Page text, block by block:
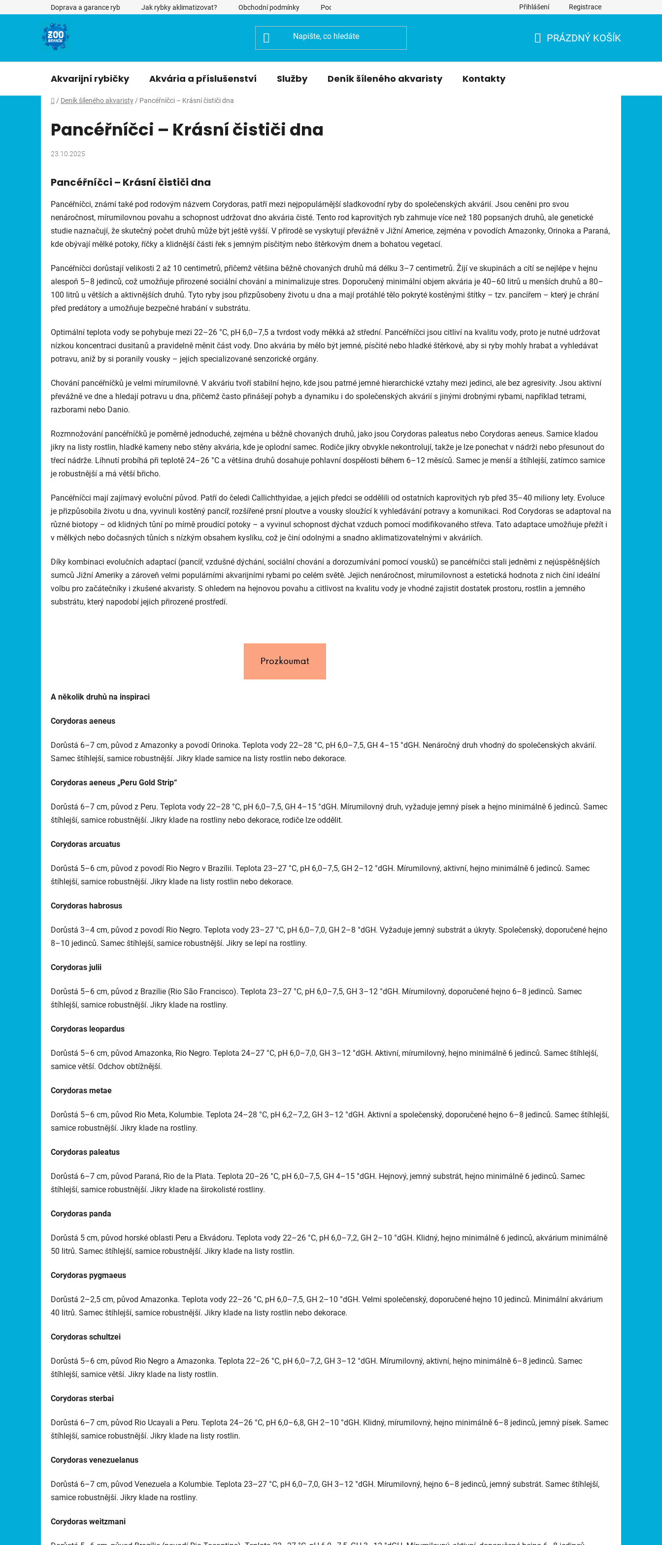
na
Doprava a garance ryb Jak rybky aklimatizovat? Obchodní podmínky Podmínky ochrany osobních údajů Přihlášení Registrace
PRÁZDNÝ KOŠÍK
Akvarijní rybičky Akvária a příslušenství Služby Deník šíleného akvaristy Kontakty
Domů
/ Deník šíleného akvaristy / Pancéřníčci – Krásní čističi dna
Pancéřníčci – Krásní čističi dna
23.10.2025
Pancéřníčci – Krásní čističi dna
Pancéřníčci, známí také pod rodovým názvem Corydoras, patří mezi nejpopulárnější sladkovodní ryby do společenských akvárií. Jsou ceněni pro svou
nenáročnost, mírumilovnou povahu a schopnost udržovat dno akvária čisté. Tento rod kaprovitých ryb zahrnuje více než 180 popsaných druhů, ale genetické
studie naznačují, že skutečný počet druhů může být ještě vyšší. V přírodě se vyskytují převážně v Jižní Americe, zejména v povodích Amazonky, Orinoka a Paraná,
kde obývají mělké potoky, říčky a klidnější části řek s jemným písčitým nebo štěrkovým dnem a bohatou vegetací.
Pancéřníčci dorůstají velikosti 2 až 10 centimetrů, přičemž většina běžně chovaných druhů má délku 3–7 centimetrů. Žijí ve skupinách a cítí se nejlépe v hejnu
alespoň 5–8 jedinců, což umožňuje přirozené sociální chování a minimalizuje stres. Doporučený minimální objem akvária je 40–60 litrů u menších druhů a 80–
100 litrů u větších a aktivnějších druhů. Tyto ryby jsou přizpůsobeny životu u dna a mají protáhlé tělo pokryté kostěnými štítky – tzv. pancířem – který je chrání
před predátory a umožňuje bezpečné hrabání v substrátu.
Optimální teplota vody se pohybuje mezi 22–26 °C, pH 6,0–7,5 a tvrdost vody měkká až střední. Pancéřníčci jsou citliví na kvalitu vody, proto je nutné udržovat
nízkou koncentraci dusitanů a pravidelně měnit část vody. Dno akvária by mělo být jemné, písčité nebo hladké štěrkové, aby si ryby mohly hrabat a vyhledávat
potravu, aniž by si poranily vousky – jejich specializované senzorické orgány.
Chování pancéřníčků je velmi mírumilovné. V akváriu tvoří stabilní hejno, kde jsou patrné jemné hierarchické vztahy mezi jedinci, ale bez agresivity. Jsou aktivní
převážně ve dne a hledají potravu u dna, přičemž často přinášejí pohyb a dynamiku i do společenských akvárií s jinými drobnými rybami, například tetrami,
razborami nebo Danio.
Rozmnožování pancéřníčků je poměrně jednoduché, zejména u běžně chovaných druhů, jako jsou Corydoras paleatus nebo Corydoras aeneus. Samice kladou
jikry na listy rostlin, hladké kameny nebo stěny akvária, kde je oplodní samec. Rodiče jikry obvykle nekontrolují, takže je lze ponechat v nádrži nebo přesunout do
třecí nádrže. Líhnutí probíhá při teplotě 24–26 °C a většina druhů dosahuje pohlavní dospělosti během 6–12 měsíců. Samec je menší a štíhlejší, zatímco samice
je robustnější a má větší břicho.
Pancéřníčci mají zajímavý evoluční původ. Patří do čeledi Callichthyidae, a jejich předci se oddělili od ostatních kaprovitých ryb před 35–40 miliony lety. Evoluce
je přizpůsobila životu u dna, vyvinuli kostěný pancíř, rozšířené prsní ploutve a vousky sloužící k vyhledávání potravy a komunikaci. Rod Corydoras se adaptoval na
různé biotopy – od klidných tůní po mírně proudící potoky – a vyvinul schopnost dýchat vzduch pomocí modifikovaného střeva. Tato adaptace umožňuje přežít i
v mělkých nebo dočasných tůních s nízkým obsahem kyslíku, což je činí odolnými a snadno aklimatizovatelnými v akváriích.
Díky kombinaci evolučních adaptací (pancíř, vzdušné dýchání, sociální chování a dorozumívání pomocí vousků) se pancéřníčci stali jedněmi z nejúspěšnějších
sumců Jižní Ameriky a zároveň velmi populárními akvarijními rybami po celém světě. Jejich nenáročnost, mírumilovnost a estetická hodnota z nich činí ideální
volbu pro začátečníky i zkušené akvaristy. S ohledem na hejnovou povahu a citlivost na kvalitu vody je vhodné zajistit dostatek prostoru, rostlin a jemného
substrátu, který napodobí jejich přirozené prostředí.
A několik druhů na inspiraci
Corydoras aeneus
Dorůstá 6–7 cm, původ z Amazonky a povodí Orinoka. Teplota vody 22–28 °C, pH 6,0–7,5, GH 4–15 °dGH. Nenáročný druh vhodný do společenských akvárií.
Samec štíhlejší, samice robustnější. Jikry klade samice na listy rostlin nebo dekorace.
Corydoras aeneus „Peru Gold Strip“
Dorůstá 6–7 cm, původ z Peru. Teplota vody 22–28 °C, pH 6,0–7,5, GH 4–15 °dGH. Mírumilovný druh, vyžaduje jemný písek a hejno minimálně 6 jedinců. Samec
štíhlejší, samice robustnější. Jikry klade na rostliny nebo dekorace, rodiče lze oddělit.
Corydoras arcuatus
Dorůstá 5–6 cm, původ z povodí Rio Negro v Brazílii. Teplota 23–27 °C, pH 6,0–7,5, GH 2–12 °dGH. Mírumilovný, aktivní, hejno minimálně 6 jedinců. Samec
štíhlejší, samice robustnější. Jikry klade na listy rostlin nebo dekorace.
Corydoras habrosus
Dorůstá 3–4 cm, původ z povodí Rio Negro. Teplota vody 23–27 °C, pH 6,0–7,0, GH 2–8 °dGH. Vyžaduje jemný substrát a úkryty. Společenský, doporučené hejno
8–10 jedinců. Samec štíhlejší, samice robustnější. Jikry se lepí na rostliny.
Corydoras julii
Dorůstá 5–6 cm, původ z Brazílie (Rio São Francisco). Teplota 23–27 °C, pH 6,0–7,5, GH 3–12 °dGH. Mírumilovný, doporučené hejno 6–8 jedinců. Samec
štíhlejší, samice robustnější. Jikry klade na rostliny.
Corydoras leopardus
Dorůstá 5–6 cm, původ Amazonka, Rio Negro. Teplota 24–27 °C, pH 6,0–7,0, GH 3–12 °dGH. Aktivní, mírumilovný, hejno minimálně 6 jedinců. Samec štíhlejší,
samice větší. Odchov obtížnější.
Corydoras metae
Dorůstá 5–6 cm, původ Rio Meta, Kolumbie. Teplota 24–28 °C, pH 6,2–7,2, GH 3–12 °dGH. Aktivní a společenský, doporučené hejno 6–8 jedinců. Samec štíhlejší,
samice robustnější. Jikry klade na rostliny.
Corydoras paleatus
Dorůstá 6–7 cm, původ Paraná, Rio de la Plata. Teplota 20–26 °C, pH 6,0–7,5, GH 4–15 °dGH. Hejnový, jemný substrát, hejno minimálně 6 jedinců. Samec
štíhlejší, samice robustnější. Jikry klade na širokolisté rostliny.
Corydoras panda
Dorůstá 5 cm, původ horské oblasti Peru a Ekvádoru. Teplota vody 22–26 °C, pH 6,0–7,2, GH 2–10 °dGH. Klidný, hejno minimálně 6 jedinců, akvárium minimálně
50 litrů. Samec štíhlejší, samice robustnější. Jikry klade na listy rostlin.
Corydoras pygmaeus
Dorůstá 2–2,5 cm, původ Amazonka. Teplota vody 22–26 °C, pH 6,0–7,5, GH 2–10 °dGH. Velmi společenský, doporučené hejno 10 jedinců. Minimální akvárium
40 litrů. Samec štíhlejší, samice robustnější. Jikry klade na listy rostlin nebo dekorace.
Corydoras schultzei
Dorůstá 5–6 cm, původ Rio Negro a Amazonka. Teplota 22–26 °C, pH 6,0–7,2, GH 3–12 °dGH. Mírumilovný, aktivní, hejno minimálně 6–8 jedinců. Samec
štíhlejší, samice větší. Jikry klade na listy rostlin.
Corydoras sterbai
Dorůstá 6–7 cm, původ Rio Ucayali a Peru. Teplota 24–26 °C, pH 6,0–6,8, GH 2–10 °dGH. Klidný, mírumilovný, hejno minimálně 6–8 jedinců, jemný písek. Samec
štíhlejší, samice robustnější. Jikry klade na listy rostlin.
Corydoras venezuelanus
Dorůstá 6–7 cm, původ Venezuela a Kolumbie. Teplota 23–27 °C, pH 6,0–7,0, GH 3–12 °dGH. Mírumilovný, hejno 6–8 jedinců, jemný substrát. Samec štíhlejší,
samice robustnější. Jikry klade na rostliny.
Corydoras weitzmani